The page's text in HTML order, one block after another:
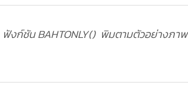
ฟังก์ชัน BAHTONLY() พิมตามตัวอย่างภาพ